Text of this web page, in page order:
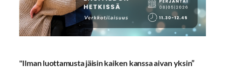
"Ilman luottamusta jäisin kaiken kanssa aivan yksin”